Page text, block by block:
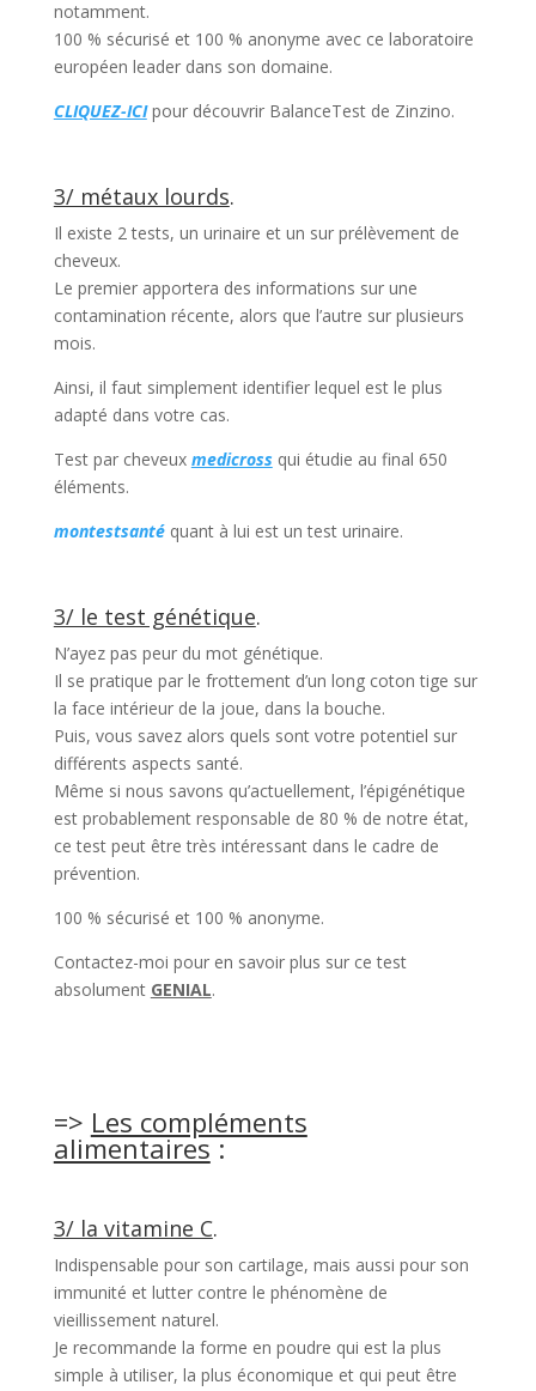
notamment.
100 % sécurisé et 100 % anonyme avec ce laboratoire
européen leader dans son domaine.
CLIQUEZ-ICIpour découvrir BalanceTest de Zinzino.
3/ métaux lourds.
Il existe 2 tests, un urinaire et un sur prélèvement de
cheveux.
Le premier apportera des informations sur une
contamination récente, alors que l’autre sur plusieurs
mois.
Ainsi, il faut simplement identifier lequel est le plus
adapté dans votre cas.
Test par cheveux medicross qui étudie au final 650
éléments.
montestsantéquant à lui est un test urinaire.
3/ le test génétique.
N’ayez pas peur du mot génétique.
Il se pratique par le frottement d’un long coton tige sur
la face intérieur de la joue, dans la bouche.
Puis, vous savez alors quels sont votre potentiel sur
différents aspects santé.
Même si nous savons qu’actuellement, l’épigénétique
est probablement responsable de 80 % de notre état,
ce test peut être très intéressant dans le cadre de
prévention.
100 % sécurisé et 100 % anonyme.
Contactez-moi pour en savoir plus sur ce test
absolument GENIAL.
=> Les compléments
alimentaires:
3/ la vitamine C.
Indispensable pour son cartilage, mais aussi pour son
immunité et lutter contre le phénomène de
vieillissement naturel.
Je recommande la forme en poudre qui est la plus
simple à utiliser, la plus économique et qui peut être